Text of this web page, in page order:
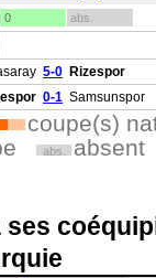
0 abs.
5-0 Rizespor
0-1 Samsunspor
coupe(s)
abs. absent